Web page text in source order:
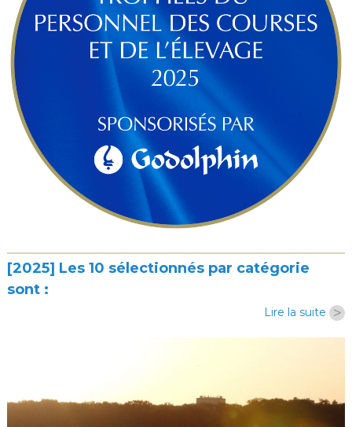
[2025] Les 10 sélectionnés par catégorie
sont :
Lire la suite >